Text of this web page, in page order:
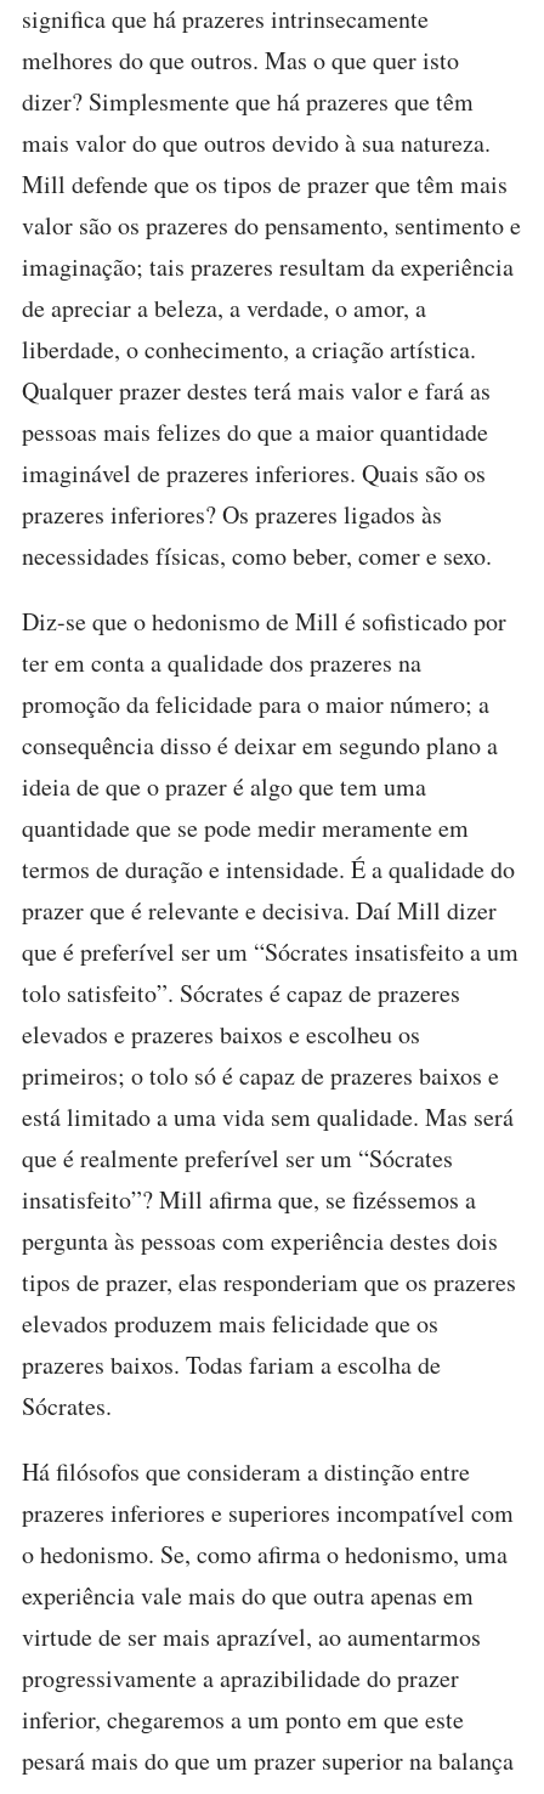
significa que há prazeres intrinsecamente
melhores do que outros. Mas o que quer isto
dizer? Simplesmente que há prazeres que têm
mais valor do que outros devido à sua natureza.
Mill defende que os tipos de prazer que têm mais
valor são os prazeres do pensamento, sentimento e
imaginação; tais prazeres resultam da experiência
de apreciar a beleza, a verdade, o amor, a
liberdade, o conhecimento, a criação artística.
Qualquer prazer destes terá mais valor e fará as
pessoas mais felizes do que a maior quantidade
imaginável de prazeres inferiores. Quais são os
prazeres inferiores? Os prazeres ligados às
necessidades físicas, como beber, comer e sexo.
Diz-se que o hedonismo de Mill é sofisticado por
ter em conta a qualidade dos prazeres na
promoção da felicidade para o maior número; a
consequência disso é deixar em segundo plano a
ideia de que o prazer é algo que tem uma
quantidade que se pode medir meramente em
termos de duração e intensidade. É a qualidade do
prazer que é relevante e decisiva. Daí Mill dizer
que é preferível ser um “Sócrates insatisfeito a um
tolo satisfeito”. Sócrates é capaz de prazeres
elevados e prazeres baixos e escolheu os
primeiros; o tolo só é capaz de prazeres baixos e
está limitado a uma vida sem qualidade. Mas será
que é realmente preferível ser um “Sócrates
insatisfeito”? Mill afirma que, se fizéssemos a
pergunta às pessoas com experiência destes dois
tipos de prazer, elas responderiam que os prazeres
elevados produzem mais felicidade que os
prazeres baixos. Todas fariam a escolha de
Sócrates.
Há filósofos que consideram a distinção entre
prazeres inferiores e superiores incompatível com
o hedonismo. Se, como afirma o hedonismo, uma
experiência vale mais do que outra apenas em
virtude de ser mais aprazível, ao aumentarmos
progressivamente a aprazibilidade do prazer
inferior, chegaremos a um ponto em que este
pesará mais do que um prazer superior na balança